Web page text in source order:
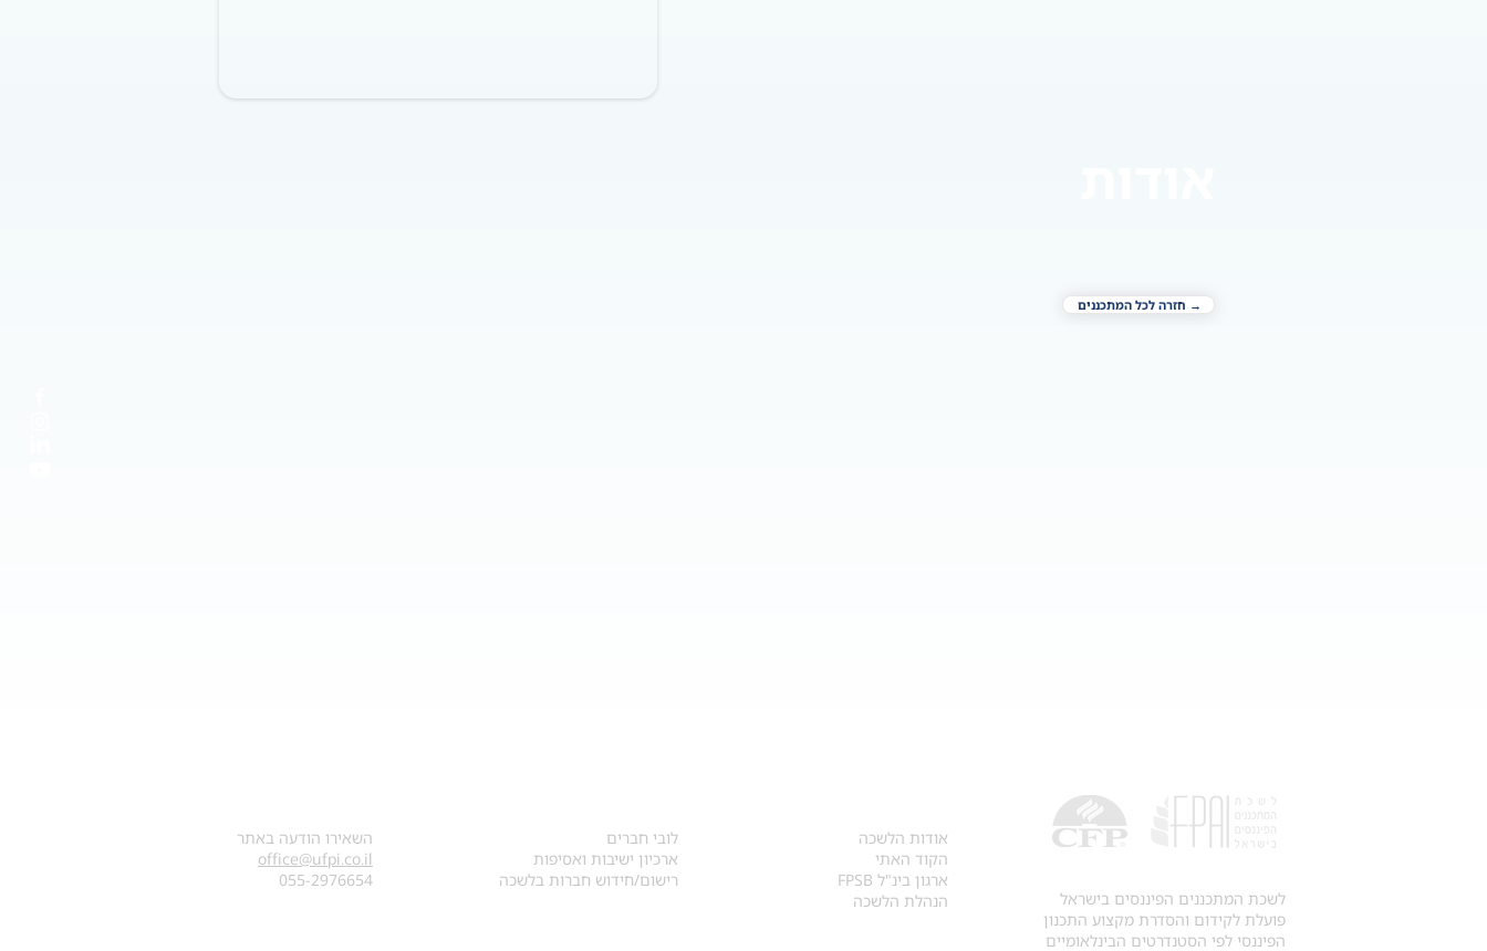
→ חזרה לכל המתכננים
לשכת המתכננים הפיננסים בישראל
פועלת לקידום והסדרת מקצוע התכנון
הפיננסי לפי הסטנדרטים הבינלאומיים
​אודות הלשכה
הקוד האתי
ארגון בינ"ל FPSB
הנהלת הלשכה
לובי חברים
ארכיון ישיבות ואסיפות
רישום/חידוש חברות בלשכה
השאירו הודעה באתר
office@ufpi.co.il
​055-2976654